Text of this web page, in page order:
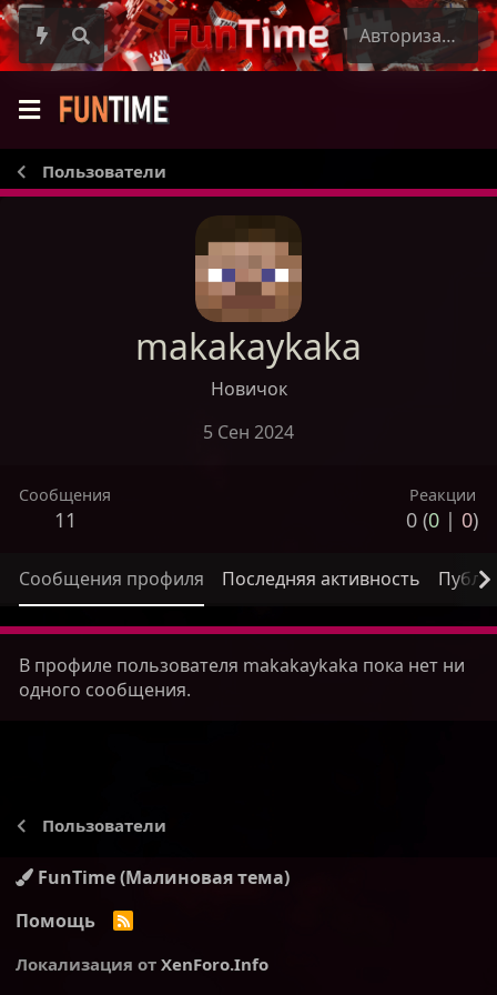
Авторизация
Пользователи
5 Сен 2024
makakaykaka
Новичок
Сообщения
11
Реакции
0 (0 | 0)
Сообщения профиля Последняя активность
В профиле пользователя makakaykaka пока нет ни
одного сообщения.
Пользователи
FunTime (Малиновая тема)
Помощь
R
S
Локализация от XenForo.Info